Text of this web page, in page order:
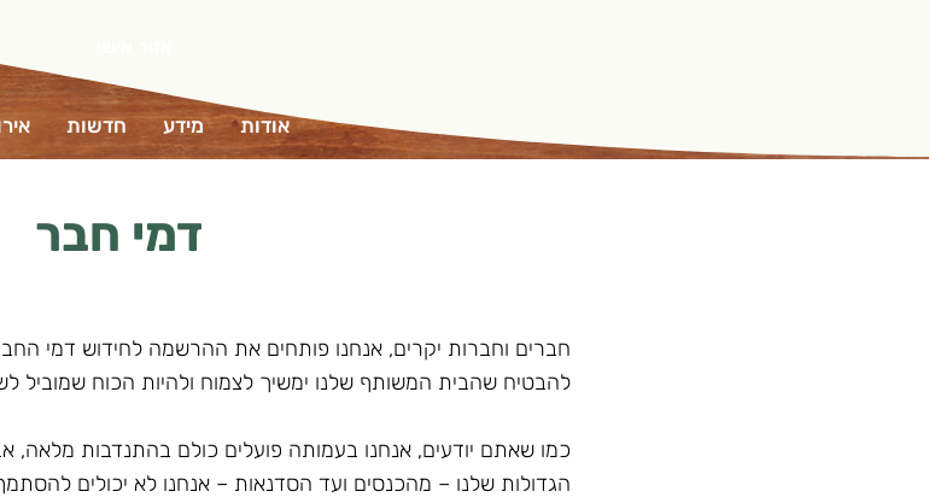
אודות מידע חדשות
דמי חבר
להבטיח שהבית המשותף שלנו ימשיך לצמוח ולהיות הכוח שמוביל
כמו שאתם יודעים, אנחנו בעמותה פועלים כולם בהתנדבות מלאה,
הגדולות שלנו – מהכנסים ועד הסדנאות – אנחנו לא יכולים